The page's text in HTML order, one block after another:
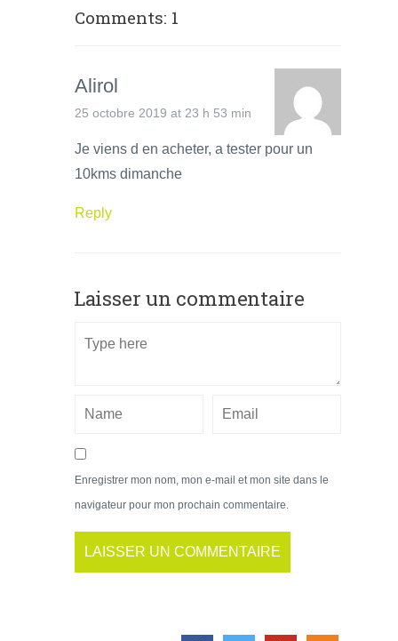
Comments: 1
Alirol
25 octobre 2019 at 23 h 53 min
Je viens d en acheter, a tester pour un
10kms dimanche
Reply
Laisser un commentaire
Enregistrer mon nom, mon e-mail et mon site dans le
navigateur pour mon prochain commentaire.